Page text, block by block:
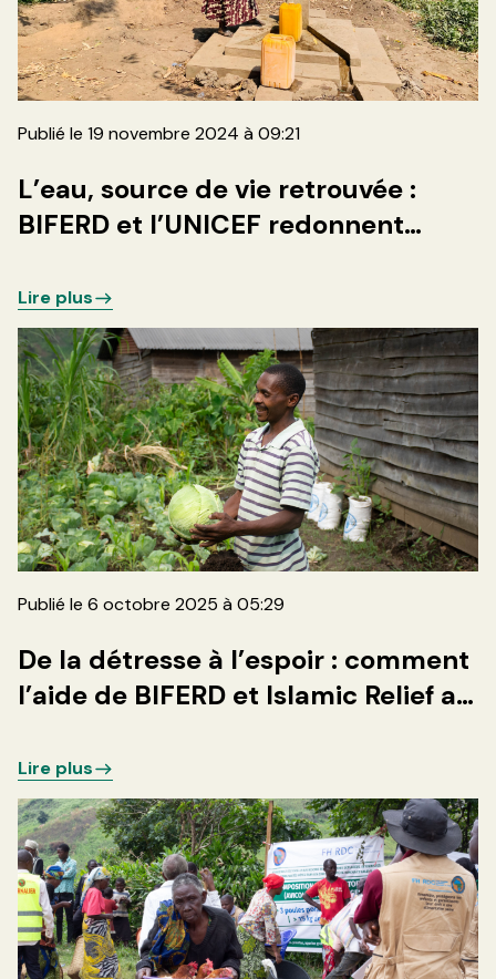
Publié le 19 novembre 2024 à 09:21
L’eau, source de vie retrouvée :
BIFERD et l’UNICEF redonnent
Rangira et Rwanguba
Lire plus
Publié le 6 octobre 2025 à 05:29
De la détresse à l’espoir : comment
l’aide de BIFERD et Islamic Relief a
Sake
Lire plus